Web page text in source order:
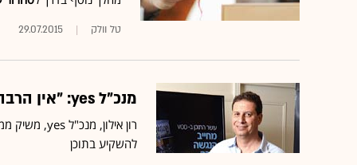
טל וולק 29.07.2015
מנכ"ל yes: "אין הרבה סיכוי לטלוויזיה של סלקום"
רון אילון, מנכ"ל yes, משיק
להשקיע בתוכן